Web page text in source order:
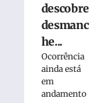
VÍDEOdescobre
desmanc
he...
Ocorrência
ainda está
em
andamento